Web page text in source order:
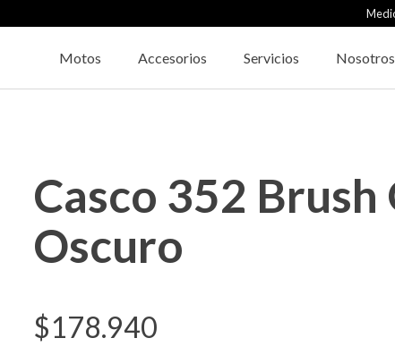
Motos Accesorios Servicios Nosotros
Casco 352 Brush
Oscuro
$178.940